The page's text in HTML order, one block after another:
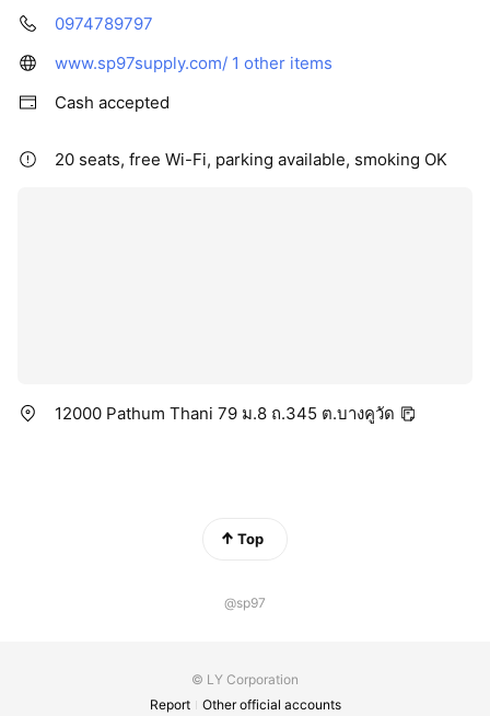
0974789797
www.sp97supply.com/ 1 other items
Cash accepted
20 seats, free Wi-Fi, parking available, smoking OK
12000 Pathum Thani 79 ม.8 ถ.345 ต.บางคูวัด
Top
@sp97
© LY Corporation
Report
Other official accounts